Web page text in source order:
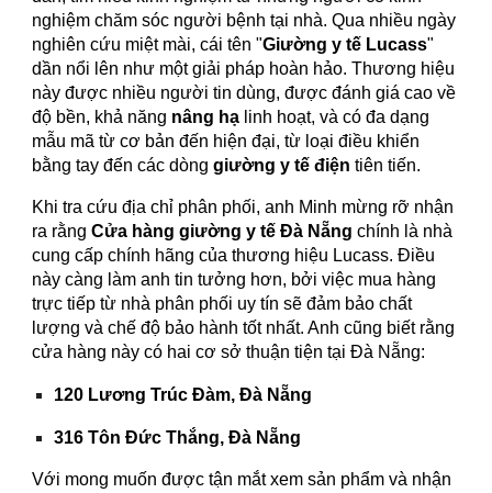
nghiệm chăm sóc người bệnh tại nhà. Qua nhiều ngày
nghiên cứu miệt mài, cái tên "Giường y tế Lucass"
dần nổi lên như một giải pháp hoàn hảo. Thương hiệu
này được nhiều người tin dùng, được đánh giá cao về
độ bền, khả năng nâng hạ linh hoạt, và có đa dạng
mẫu mã từ cơ bản đến hiện đại, từ loại điều khiển
bằng tay đến các dònggiường y tế điện tiên tiến.
Khi tra cứu địa chỉ phân phối, anh Minh mừng rỡ nhận
ra rằngCửa hàng giường y tế Đà Nẵng chính là nhà
cung cấp chính hãng của thương hiệu Lucass. Điều
này càng làm anh tin tưởng hơn, bởi việc mua hàng
trực tiếp từ nhà phân phối uy tín sẽ đảm bảo chất
lượng và chế độ bảo hành tốt nhất. Anh cũng biết rằng
cửa hàng này có hai cơ sở thuận tiện tại Đà Nẵng:
120 Lương Trúc Đàm, Đà Nẵng
316 Tôn Đức Thắng, Đà Nẵng
Với mong muốn được tận mắt xem sản phẩm và nhận